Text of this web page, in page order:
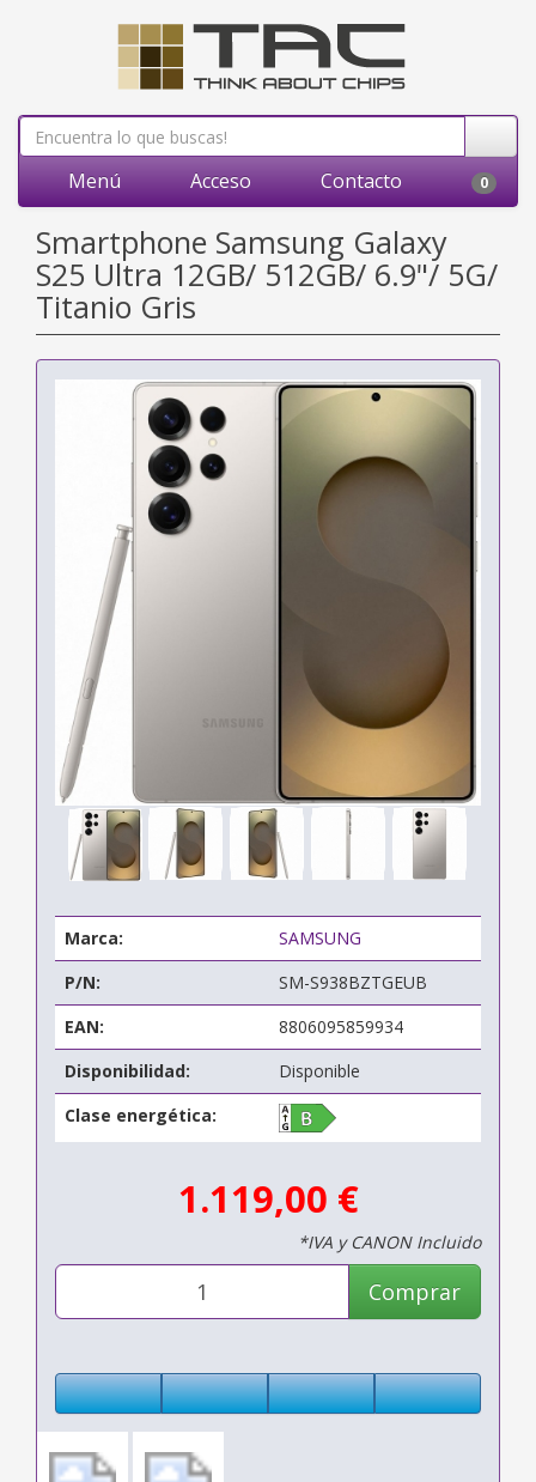
Menú Acceso Contacto 0
Smartphone Samsung Galaxy
S25 Ultra 12GB/ 512GB/ 6.9"/ 5G/
Titanio Gris
Marca:
SAMSUNG
P/N:
SM-S938BZTGEUB
EAN:
8806095859934
Disponibilidad:
Disponible
Clase energética:
1.119,00 €
*IVA y CANON Incluido
Comprar